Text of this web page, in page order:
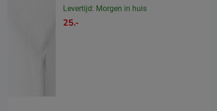
Levertijd: Morgen in huis
25.-